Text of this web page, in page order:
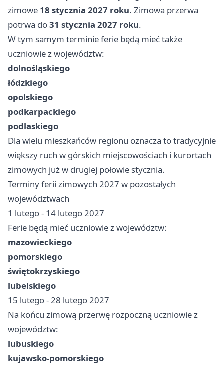
zimowe 18 stycznia 2027 roku. Zimowa przerwa
potrwa do31 stycznia 2027 roku.
W tym samym terminie ferie będą mieć także
uczniowie z województw:
dolnośląskiego
łódzkiego
opolskiego
podkarpackiego
podlaskiego
Dla wielu mieszkańców regionu oznacza to tradycyjnie
większy ruch w górskich miejscowościach i kurortach
zimowych już w drugiej połowie stycznia.
Terminy ferii zimowych 2027 w pozostałych
województwach
1 lutego - 14 lutego 2027
Ferie będą mieć uczniowie z województw:
mazowieckiego
pomorskiego
świętokrzyskiego
lubelskiego
15 lutego - 28 lutego 2027
Na końcu zimową przerwę rozpoczną uczniowie z
województw:
lubuskiego
kujawsko-pomorskiego